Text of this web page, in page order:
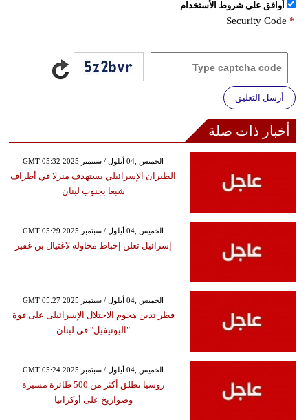
اُوافق على شروط الأستخدام
Security Code *
أرسل التعليق
أخبار ذات صلة
GMT 05:32 2025 الخميس ,04 أيلول / سبتمبر
الطيران الإسرائيلي يستهدف منزلا في أطراف
شبعا بجنوب لبنان
GMT 05:29 2025 الخميس ,04 أيلول / سبتمبر
إسرائيل تعلن إحباط محاولة لاغتيال بن غفير
GMT 05:27 2025 الخميس ,04 أيلول / سبتمبر
قطر تدين هجوم الاحتلال الإسرائيلى على قوة
"اليونيفيل" فى لبنان
GMT 05:24 2025 الخميس ,04 أيلول / سبتمبر
روسيا تطلق أكثر من 500 طائرة مسيرة
وصواريخ على أوكرانيا